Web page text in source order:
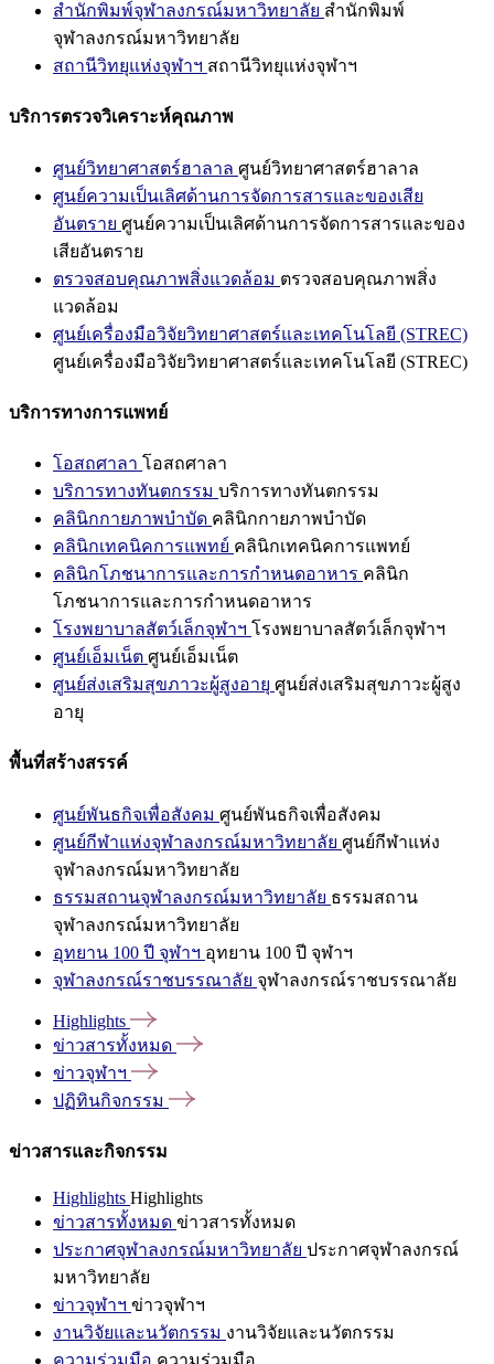
สำนักพิมพ์จุฬาลงกรณ์มหาวิทยาลัย สำนักพิมพ์
จุฬาลงกรณ์มหาวิทยาลัย
สถานีวิทยุแห่งจุฬาฯ สถานีวิทยุแห่งจุฬาฯ
บริการตรวจวิเคราะห์คุณภาพ
ศูนย์วิทยาศาสตร์ฮาลาล ศูนย์วิทยาศาสตร์ฮาลาล
ศูนย์ความเป็นเลิศด้านการจัดการสารและของเสีย
อันตราย ศูนย์ความเป็นเลิศด้านการจัดการสารและของ
เสียอันตราย
ตรวจสอบคุณภาพสิ่งแวดล้อม ตรวจสอบคุณภาพสิ่ง
แวดล้อม
ศูนย์เครื่องมือวิจัยวิทยาศาสตร์และเทคโนโลยี (STREC)
ศูนย์เครื่องมือวิจัยวิทยาศาสตร์และเทคโนโลยี (STREC)
บริการทางการแพทย์
โอสถศาลา โอสถศาลา
บริการทางทันตกรรม บริการทางทันตกรรม
คลินิกกายภาพบำบัด คลินิกกายภาพบำบัด
คลินิกเทคนิคการแพทย์ คลินิกเทคนิคการแพทย์
คลินิกโภชนาการและการกำหนดอาหาร คลินิก
โภชนาการและการกำหนดอาหาร
โรงพยาบาลสัตว์เล็กจุฬาฯ โรงพยาบาลสัตว์เล็กจุฬาฯ
ศูนย์เอ็มเน็ต ศูนย์เอ็มเน็ต
ศูนย์ส่งเสริมสุขภาวะผู้สูงอายุ ศูนย์ส่งเสริมสุขภาวะผู้สูง
อายุ
พื้นที่สร้างสรรค์
ศูนย์พันธกิจเพื่อสังคม ศูนย์พันธกิจเพื่อสังคม
ศูนย์กีฬาแห่งจุฬาลงกรณ์มหาวิทยาลัย ศูนย์กีฬาแห่ง
จุฬาลงกรณ์มหาวิทยาลัย
ธรรมสถานจุฬาลงกรณ์มหาวิทยาลัย ธรรมสถาน
จุฬาลงกรณ์มหาวิทยาลัย
อุทยาน 100 ปี จุฬาฯ อุทยาน 100 ปี จุฬาฯ
จุฬาลงกรณ์ราชบรรณาลัย จุฬาลงกรณ์ราชบรรณาลัย
Highlights
ข่าวสารทั้งหมด
ข่าวจุฬาฯ
ปฏิทินกิจกรรม
ข่าวสารและกิจกรรม
Highlights Highlights
ข่าวสารทั้งหมด ข่าวสารทั้งหมด
ประกาศจุฬาลงกรณ์มหาวิทยาลัย ประกาศจุฬาลงกรณ์
มหาวิทยาลัย
ข่าวจุฬาฯ ข่าวจุฬาฯ
งานวิจัยและนวัตกรรม งานวิจัยและนวัตกรรม